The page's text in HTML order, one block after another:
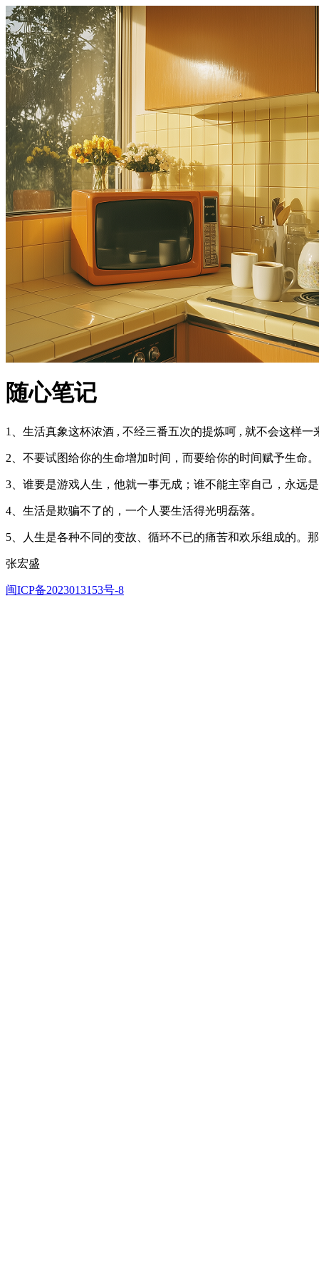
随心笔记
1、生活真象这杯浓酒 , 不经三番五次的提炼呵 , 就不会这样一
2、不要试图给你的生命增加时间，而要给你的时间赋予生命。
3、谁要是游戏人生，他就一事无成；谁不能主宰自己，永远
4、生活是欺骗不了的，一个人要生活得光明磊落。
5、人生是各种不同的变故、循环不已的痛苦和欢乐组成的。
张宏盛
闽ICP备2023013153号-8